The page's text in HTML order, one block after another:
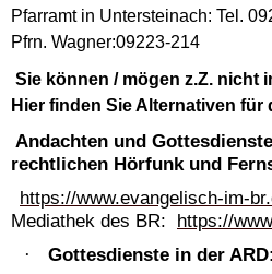
Pfarramt in Untersteinach: Tel.
Pfrn. Wagner:09223-214
Sie können / mögen z.Z. nicht
Hier finden Sie Alternativen für
Andachten und
rechtlichen Hörfunk und
https://www.evangelisch-im-
Mediathek des BR: https://
·
Gottesdienste in der ARD: